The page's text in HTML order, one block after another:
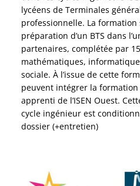
lycéens de Terminales
professionnelle. La formation
préparation d’un BTS dans
partenaires, complétée par
mathématiques,
sociale. À l’issue de cette
peuvent intégrer la
apprenti de l’ISEN Ouest.
cycle ingénieur est
dossier (+entretien)